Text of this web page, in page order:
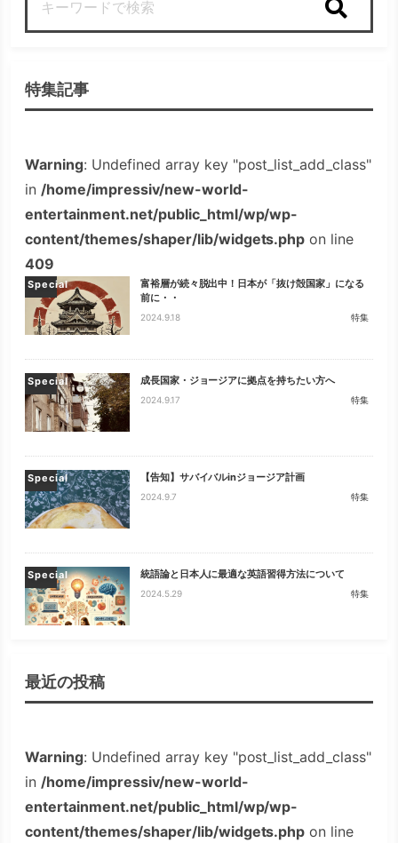
特集記事
Warning: Undefined array key "post_list_add_class"
in /home/impressiv/new-world-
entertainment.net/public_html/wp/wp-
content/themes/shaper/lib/widgets.php on line
409
Special
富裕層が続々脱出中！日本が「抜け殻国家」になる
前に・・
2024.9.18 特集
Special 成長国家・ジョージアに拠点を持ちたい方へ
2024.9.17 特集
Special 【告知】サバイバルinジョージア計画
2024.9.7 特集
Special 統語論と日本人に最適な英語習得方法について
2024.5.29 特集
最近の投稿
Warning: Undefined array key "post_list_add_class"
in /home/impressiv/new-world-
entertainment.net/public_html/wp/wp-
content/themes/shaper/lib/widgets.php on line